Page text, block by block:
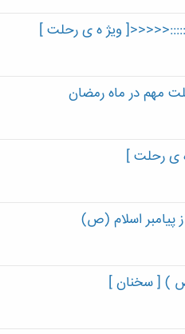
ویژ ه ی رحلت ]
مهم در ماه رمضان
ی رحلت ]
پيامبر اسلام (ص)
ص ) [ سخنان ]